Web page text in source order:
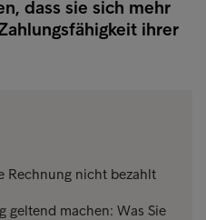
dass sie sich mehr
ihrer
Rechnung nicht bezahlt
geltend machen: Was Sie